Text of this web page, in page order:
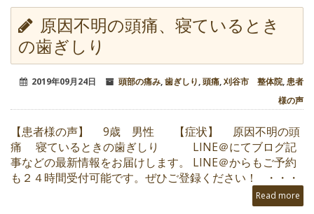
原因不明の頭痛、寝ているとき
の歯ぎしり
2019年09月24日 頭部の痛み,歯ぎしり,頭痛,刈谷市 整体院,患者
様の声
【患者様の声】 9歳 男性 【症状】 原因不明の頭
痛 寝ているときの歯ぎしり LINE＠にてブログ記
事などの最新情報をお届けします。 LINE＠からもご予約
も２４時間受付可能です。ぜひご登録ください！ ・・・
Read more